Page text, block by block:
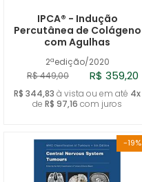
2ªedição/2020
IPCA® - Indução
Percutânea de Colágeno
com Agulhas
R$ 449,00 R$ 359,20
R$ 344,83 à vista ou em até 4x
de R$ 97,16 com juros
-19%